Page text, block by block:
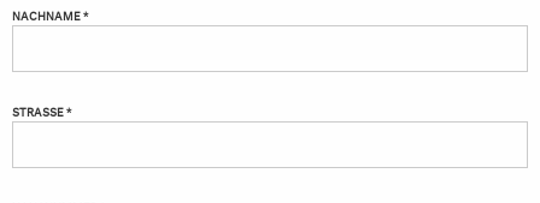
NACHNAME *
STRASSE *